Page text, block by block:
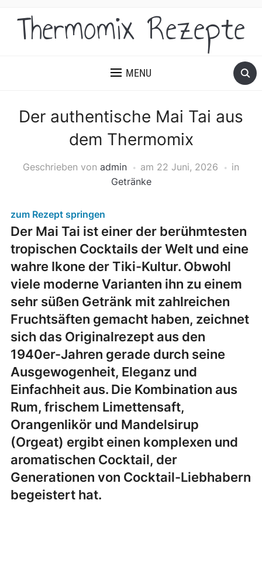
Thermomix Rezepte
MENU
Der authentische Mai Tai aus
dem Thermomix
Geschrieben von admin am 22 Juni, 2026
in
Getränke
zum Rezept springen
Der Mai Tai ist einer der berühmtesten
tropischen Cocktails der Welt und eine
wahre Ikone der Tiki-Kultur. Obwohl
viele moderne Varianten ihn zu einem
sehr süßen Getränk mit zahlreichen
Fruchtsäften gemacht haben, zeichnet
sich das Originalrezept aus den
1940er-Jahren gerade durch seine
Ausgewogenheit, Eleganz und
Einfachheit aus. Die Kombination aus
Rum, frischem Limettensaft,
Orangenlikör und Mandelsirup
(Orgeat) ergibt einen komplexen und
aromatischen Cocktail, der
Generationen von Cocktail-Liebhabern
begeistert hat.